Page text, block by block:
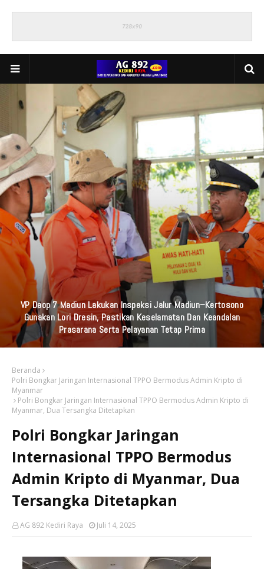
Komunitas UKM Ganesha Gelar Baksos Bersama, Bapenda Kab
Kediri, Universitas Strada Indonesia Dan STIKES Karya Husada.di
Rumah Lansia Pare
Beranda
Polri Bongkar Jaringan Internasional TPPO Bermodus Admin Kripto di
Myanmar
Polri Bongkar Jaringan Internasional TPPO Bermodus Admin Kripto di
Myanmar, Dua Tersangka Ditetapkan
Polri Bongkar Jaringan
Internasional TPPO Bermodus
Admin Kripto di Myanmar, Dua
Tersangka Ditetapkan
AG 892 Kediri Raya Juli 14, 2025